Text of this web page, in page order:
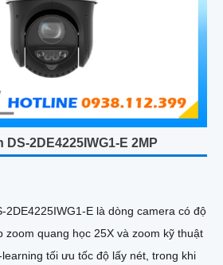
2DE4225IWG1-E 2MP
2DE4225IWG1-E là dòng camera có độ
zoom quang học 25X và zoom kỹ thuật
tối ưu tốc độ lấy nét, trong khi